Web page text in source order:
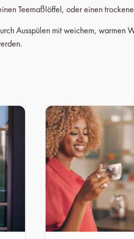
Teemaßlöffel, oder einen
Ausspülen mit weichem, warmen